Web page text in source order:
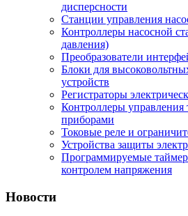
дисперсности
Станции управления
Контроллеры насосной
давления)
Преобразователи
Блоки для
устройств
Регистраторы
Контроллеры
приборами
Токовые реле и
Устройства защиты
Программируемые
контролем напряжения
Новости